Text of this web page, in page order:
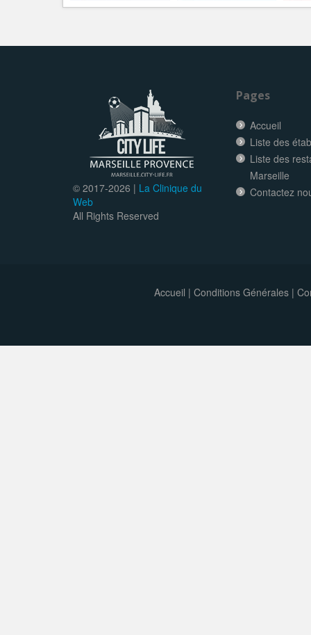
© 2017-2026 | La Clinique du
Web
All Rights Reserved
Pages
Accueil
Liste des
Liste des
Marseille
Contactez
Accueil | Conditions Générales|